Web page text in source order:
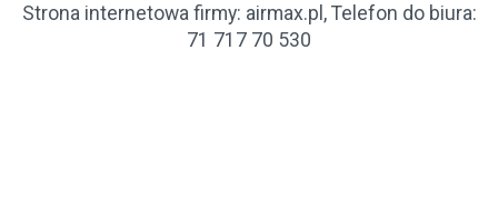
Strona internetowa firmy: airmax.pl, Telefon do biura:
71 717 70 530